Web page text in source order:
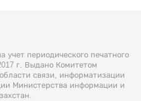
учет периодического печатного
г. Выдано Комитетом
связи, информатизации
Министерства информации и